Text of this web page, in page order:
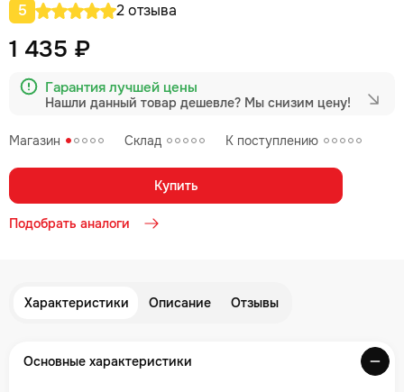
5 2 отзыва
Магазин Склад К поступлению
1 435 ₽
Гарантия лучшей цены
Нашли данный товар дешевле? Мы снизим цену!
Купить
Подобрать аналоги
Характеристики Описание Отзывы
Основные характеристики